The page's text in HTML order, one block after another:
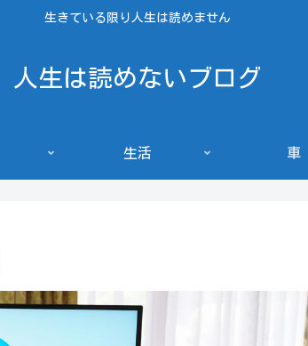
生きている限り人生は読めません
人生は読めないブログ
生活 車